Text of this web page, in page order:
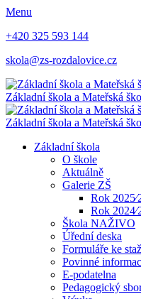
Menu
+420 325 593 144
skola@zs-rozdalovice.cz
Základní škola a Mateřská
Základní škola a Mateřská
Základní škola
O škole
Aktuálně
Galerie ZŠ
Rok
Rok
Škola NAŽIVO
Úřední deska
Formuláře ke
Povinné
E-podatelna
Pedagogický